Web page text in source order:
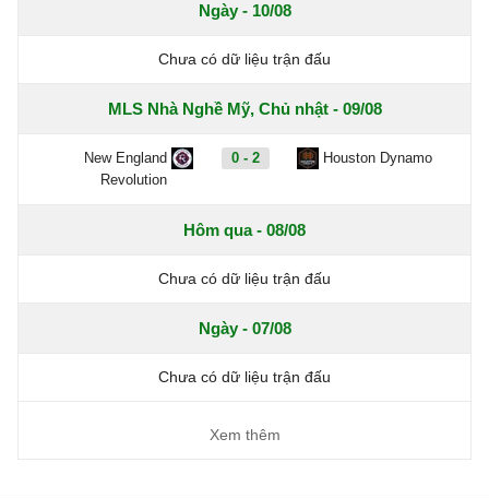
Ngày - 10/08
Chưa có dữ liệu trận đấu
MLS Nhà Nghề Mỹ, Chủ nhật - 09/08
New England
Revolution
0 - 2 Houston Dynamo
Hôm qua - 08/08
Chưa có dữ liệu trận đấu
Ngày - 07/08
Chưa có dữ liệu trận đấu
Xem thêm